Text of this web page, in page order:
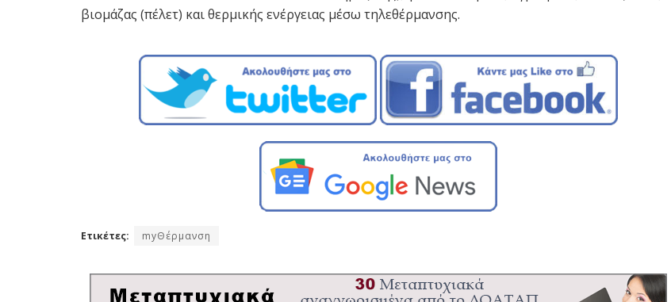
βιομάζας (πέλετ) και θερμικής ενέργειας μέσω τηλεθέρμανσης.
Ετικέτες: myΘέρμανση